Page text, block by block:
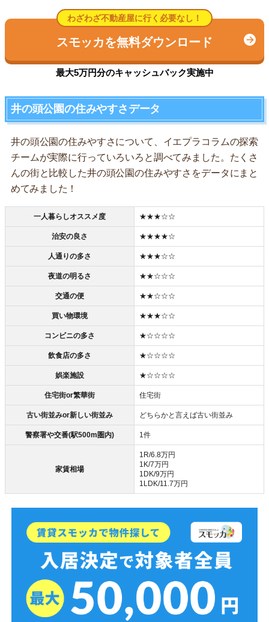
わざわざ不動産屋に行く必要なし！
スモッカを無料ダウンロード
最大5万円分のキャッシュバック実施中
井の頭公園の住みやすさデータ
井の頭公園の住みやすさについて、イエプラコラムの探索
チームが実際に行っていろいろと調べてみました。たくさ
んの街と比較した井の頭公園の住みやすさをデータにまと
めてみました！
一人暮らしオススメ度 ★★★☆☆
治安の良さ ★★★★☆
人通りの多さ ★★★☆☆
夜道の明るさ ★★☆☆☆
交通の便 ★★☆☆☆
買い物環境 ★★★☆☆
コンビニの多さ ★☆☆☆☆
飲食店の多さ ★☆☆☆☆
娯楽施設 ★☆☆☆☆
住宅街or繁華街 住宅街
古い街並みor新しい街並み どちらかと言えば古い街並み
警察署や交番(駅500m圏内) 1件
家賃相場
1R/6.8万円
1K/7万円
1DK/9万円
1LDK/11.7万円